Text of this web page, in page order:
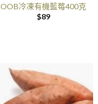
OOB冷凍有機藍莓400克
$89